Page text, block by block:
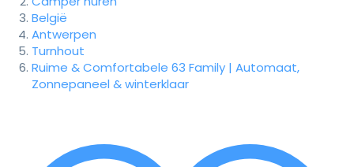
België
Antwerpen
Turnhout
Ruime & Comfortabele 63 Family | Automaat,
Zonnepaneel & winterklaar